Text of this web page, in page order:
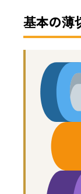
基本の薄